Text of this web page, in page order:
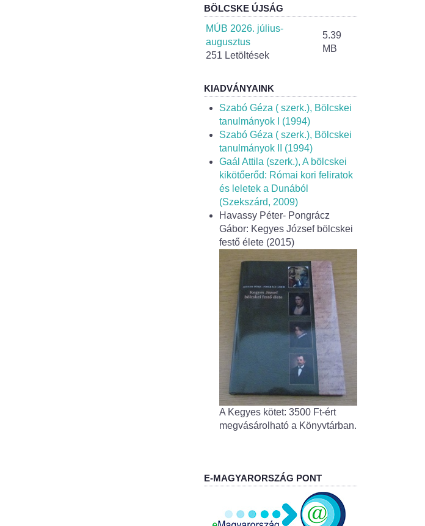
BÖLCSKE ÚJSÁG
MÚB 2026. július-
augusztus
251 Letöltések
5.39
MB
KIADVÁNYAINK
Szabó Géza ( szerk.), Bölcskei
tanulmányok I (1994)
Szabó Géza ( szerk.), Bölcskei
tanulmányok II (1994)
Gaál Attila (szerk.), A bölcskei
kikötőerőd: Római kori feliratok
és leletek a Dunából
(Szekszárd, 2009)
Havassy Péter- Pongrácz
Gábor: Kegyes József bölcskei
festő élete (2015)
A Kegyes kötet: 3500 Ft-ért
megvásárolható a Könyvtárban.
E-MAGYARORSZÁG PONT